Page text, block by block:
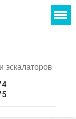
эскалаторов